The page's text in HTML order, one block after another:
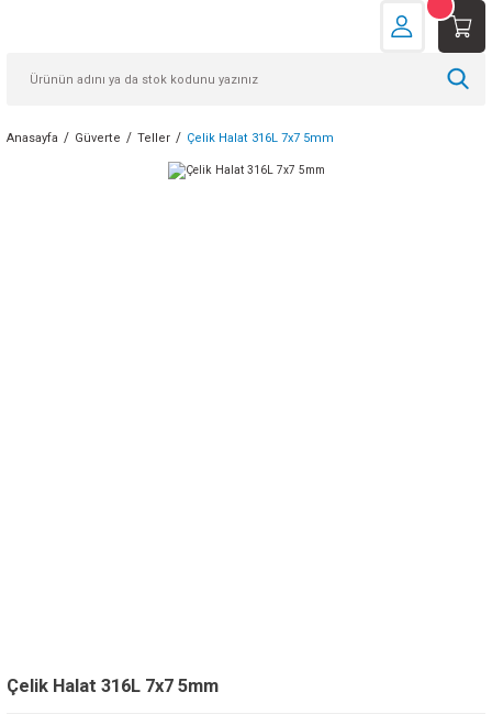
Anasayfa Güverte Teller Çelik Halat 316L 7x7 5mm
Çelik Halat 316L 7x7 5mm